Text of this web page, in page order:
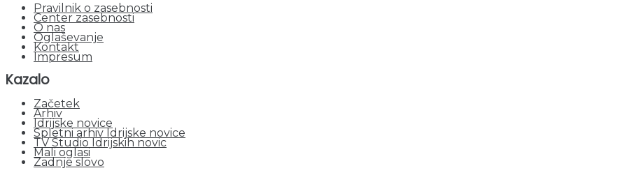
Pravilnik o zasebnosti
Center zasebnosti
O nas
Oglaševanje
Kontakt
Impresum
Kazalo
Začetek
Arhiv
Idrijske novice
Spletni arhiv Idrijske novice
TV Studio Idrijskih novic
Mali oglasi
Zadnje slovo